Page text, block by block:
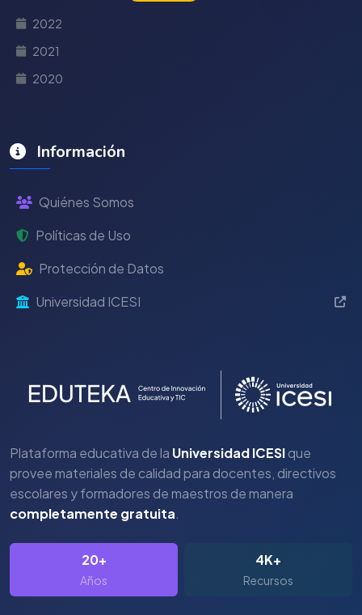
2022
2021
2020
Información
Quiénes Somos
Políticas de Uso
Protección de Datos
Universidad ICESI
Plataforma educativa de la Universidad ICESIque
provee materiales de calidad para docentes, directivos
escolares y formadores de maestros de manera
completamente gratuita.
20+
Años
4K+
Recursos